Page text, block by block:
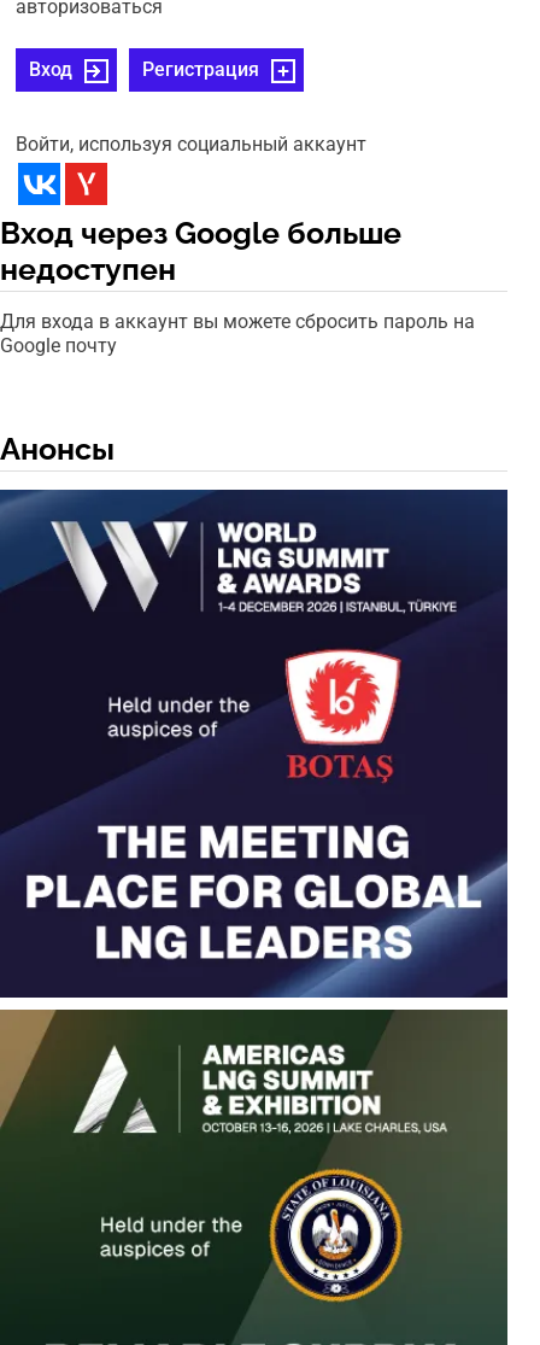
авторизоваться
Вход Регистрация
Войти, используя социальный аккаунт
Вход через Google больше
недоступен
Для входа в аккаунт вы можете сбросить пароль на
Google почту
Анонсы